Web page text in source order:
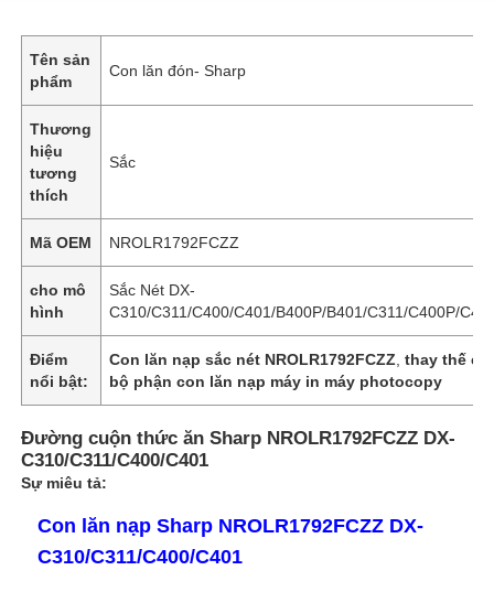
Tên sản
phẩm
Con lăn đón- Sharp
Thương
hiệu
tương
thích
Sắc
Mã OEM NROLR1792FCZZ
cho mô
hình
Sắc Nét DX-
C310/C311/C400/C401/B400P/B401/C311/C400P/
Điểm
nổi bật:
Con lăn nạp sắc nét NROLR1792FCZZ ,thay thế
bộ phận con lăn nạp máy in máy photocopy
Đường cuộn thức ăn Sharp NROLR1792FCZZ DX-
C310/C311/C400/C401
Sự miêu tả:
Con lăn nạp Sharp NROLR1792FCZZ DX-
C310/C311/C400/C401